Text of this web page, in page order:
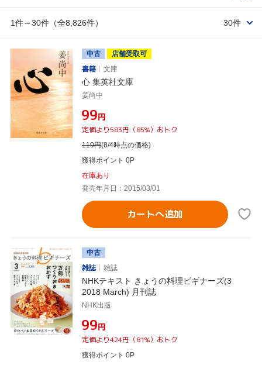
1件～30件（全8,826件） 30件
中古
店舗受取可
書籍
文庫
心 集英社文庫
姜尚中
¥99円
定価より583円（85%）おトク
110円(8/4時点の価格)
獲得ポイント 0P
在庫あり
発売年月日：2015/03/01
カートへ追加
中古
雑誌
雑誌
NHKテキスト きょうの料理ビギナーズ(3
2018 March) 月刊誌
NHK出版
¥99円
定価より424円（81%）おトク
獲得ポイント 0P